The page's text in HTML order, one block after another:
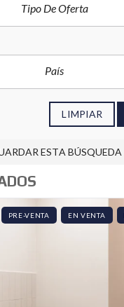
Tipo De Oferta
País
LIMPIAR
ESTA BÚSQUEDA
EN VENTA
PRE-VENTA